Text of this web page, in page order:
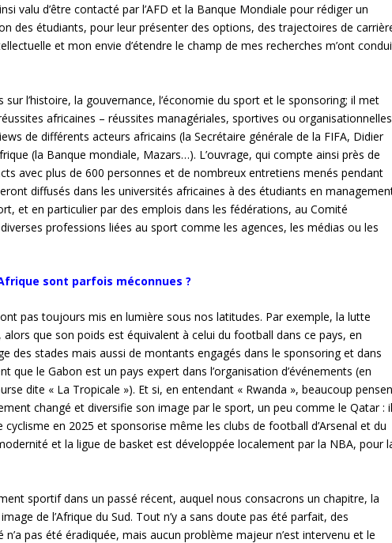
valu d’être contacté par l’AFD et la Banque Mondiale pour rédiger un
des étudiants, pour leur présenter des options, des trajectoires de
et mon envie d’étendre le champ de mes recherches m’ont
l’histoire, la gouvernance, l’économie du sport et le sponsoring; il met
africaines – réussites managériales, sportives ou organisationnelles
de différents acteurs africains (la Secrétaire générale de la FIFA, Didier
(la Banque mondiale, Mazars…). L’ouvrage, qui compte ainsi près de
avec plus de 600 personnes et de nombreux entretiens menés pendant
diffusés dans les universités africaines à des étudiants en
et en particulier par des emplois dans les fédérations, au Comité
professions liées au sport comme les agences, les médias ou les
sont parfois méconnues ?
pas toujours mis en lumière sous nos latitudes. Par exemple, la lutte
que son poids est équivalent à celui du football dans ce pays, en
des stades mais aussi de montants engagés dans le sponsoring et dans
que le Gabon est un pays expert dans l’organisation d’événements (en
dite « La Tropicale »). Et si, en entendant « Rwanda », beaucoup
changé et diversifie son image par le sport, un peu comme le Qatar :
en 2025 et sponsorise même les clubs de football d’Arsenal et du
et la ligue de basket est développée localement par la NBA, pour
sportif dans un passé récent, auquel nous consacrons un chapitre, la
de l’Afrique du Sud. Tout n’y a sans doute pas été parfait, des
pas été éradiquée, mais aucun problème majeur n’est intervenu et le